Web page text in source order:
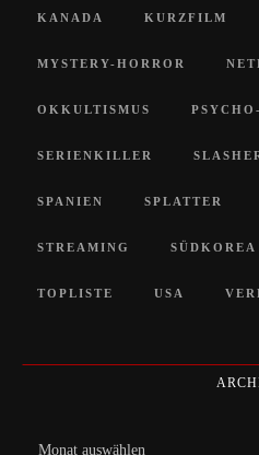
KANADA KURZFILM
MYSTERY-HORROR
OKKULTISMUS
SERIENKILLER
SPANIEN SPLATTER
STREAMING SÜDKOREA
TOPLISTE USA
Archiv